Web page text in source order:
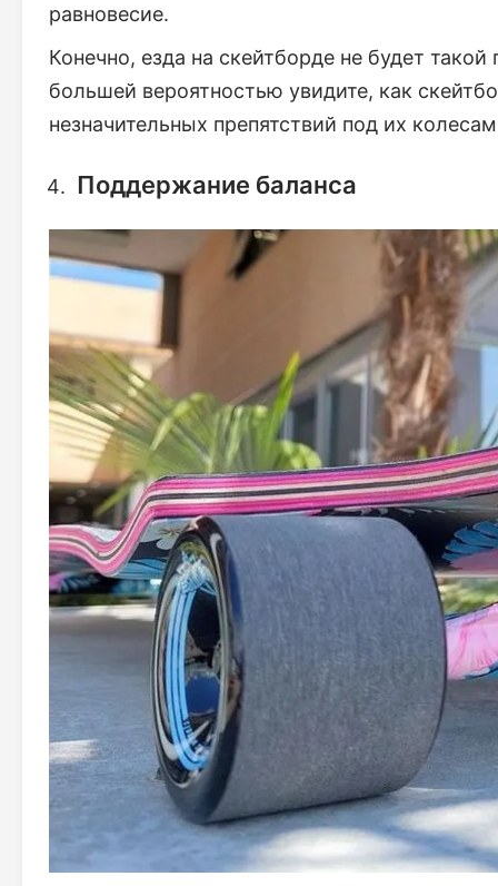
равновесие.
Конечно, езда на скейтборде не будет
большей вероятностью увидите, как
незначительных препятствий под их
Поддержание баланса